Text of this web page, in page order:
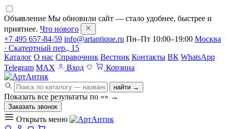
Объявление Мы обновили сайт — стало удобнее, быстрее и
приятнее. Что нового
+7 495 657-84-59 info@artantique.ru Пн–Пт 10:00–19:00 Москва
· Скатертный пер., 15
Каталог О нас Справочник Вестник Контакты ВК WhatsApp
Telegram MAX Вход Корзина
найти →
Показать все результаты по «» →
Заказать звонок
Открыть меню